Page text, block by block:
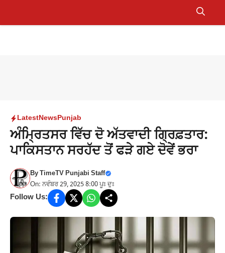
Menu
LatestNewsPunjab
ਅੰਮ੍ਰਿਤਸਰ ਵਿੱਚ ਦੋ ਅੱਤਵਾਦੀ ਗ੍ਰਿਫ਼ਤਾਰ:
ਪਾਕਿਸਤਾਨ ਸਰਹੱਦ ਤੋਂ ਫੜੇ ਗਏ ਦੋਵੇਂ ਭਰਾ
ByTimeTV Punjabi Staff
On: ਨਵੰਬਰ 29, 2025 8:00 ਪੂਃ ਦੁਃ
Follow Us: